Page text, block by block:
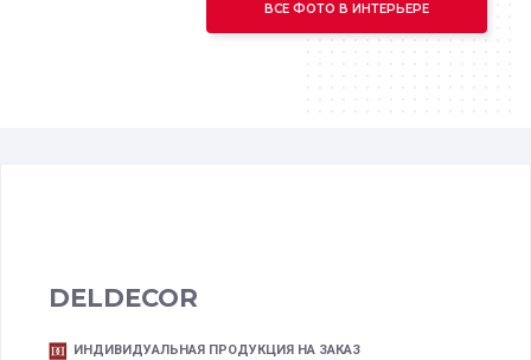
ВСЕ ФОТО В ИНТЕРЬЕРЕ
DELDECOR
ИНДИВИДУАЛЬНАЯ ПРОДУКЦИЯ НА ЗАКАЗ